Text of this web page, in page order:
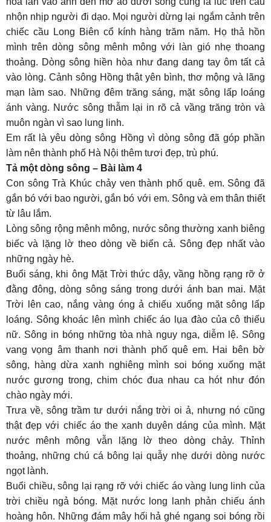
nhộn nhịp người đi dạo. Mọi người dừng lại ngắm cảnh trên
chiếc cầu Long Biên cổ kính hàng trăm năm. Họ thả hồn
mình trên dòng sông mênh mông với làn gió nhẹ thoang
thoảng. Dòng sông hiền hòa như đang dang tay ôm tất cả
vào lòng. Cảnh sông Hồng thật yên bình, thơ mộng và lãng
mạn làm sao. Những đêm trăng sáng, mặt sông lấp loáng
ánh vàng. Nước sông thẫm lại in rõ cả vầng trăng tròn và
muôn ngàn vì sao lung linh.
Em rất là yêu dòng sông Hồng vì dòng sông đã góp phần
làm nên thành phố Hà Nội thêm tươi đẹp, trù phú.
Tả một dòng sông – Bài làm 4
Con sông Trà Khúc chảy ven thành phố quê. em. Sông đã
gắn bó với bao người, gắn bó với em. Sông và em thân thiết
từ lâu lắm.
Lòng sông rộng mênh mông, nước sông thường xanh biêng
biếc và lặng lờ theo dòng về biển cả. Sông đẹp nhất vào
những ngày hè.
Buổi sáng, khi ông Mặt Trời thức dậy, vầng hồng rạng rỡ ở
đằng đông, dòng sông sáng trong dưới ánh ban mai. Mặt
Trời lên cao, nắng vàng óng ả chiếu xuống mặt sông lấp
loáng. Sông khoác lên mình chiếc áo lụa đào của cô thiếu
nữ. Sông in bóng những tòa nhà nguy nga, diễm lệ. Sông
vang vọng âm thanh nơi thành phố quê em. Hai bên bờ
sông, hàng dừa xanh nghiêng mình soi bóng xuống mặt
nước gương trong, chim chóc đua nhau ca hót như đón
chào ngày mới.
Trưa về, sông trầm tư dưới nắng trời oi ả, nhưng nó cũng
thật đẹp với chiếc áo the xanh duyên dáng của mình. Mặt
nước mênh mông vẫn lặng lờ theo dòng chảy. Thỉnh
thoảng, những chú cá bông lại quẫy nhẹ dưới dòng nước
ngọt lành.
Buổi chiều, sông lại rạng rỡ với chiếc áo vàng lung linh của
trời chiều ngả bóng. Mặt nước long lanh phản chiếu ánh
hoàng hôn. Những đám mây hối hả ghé ngang soi bóng rồi